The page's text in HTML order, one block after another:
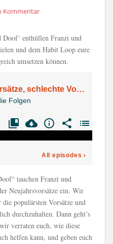
Kommentar
Doof‘ enthüllen Franzi und
und dem Habit Loop eure
umsetzen können.
tauchen Franzi und
Neujahrsvorsätze ein. Wir
populärsten Vorsätze und
durchzuhalten. Dann geht’s
verraten euch, wie diese
helfen kann, und geben euch